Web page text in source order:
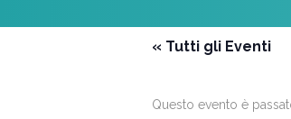
« Tutti gli Eventi
Questo evento è